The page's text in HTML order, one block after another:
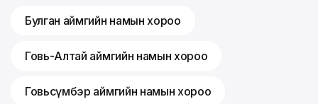
Булган аймгийн намын хороо
Говь-Алтай аймгийн намын хороо
Говьсүмбэр аймгийн намын хороо